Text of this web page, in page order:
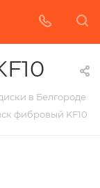
в Белгороде
фибровый KF10